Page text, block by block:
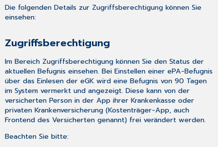
Die folgenden Details zur Zugriffsberechtigung können Sie
einsehen:
Zugriffsberechtigung
Im Bereich Zugriffsberechtigung können Sie den Status der
aktuellen Befugnis einsehen. Bei Einstellen einer ePA-Befugnis
über das Einlesen der eGK wird eine Befugnis von 90 Tagen
im System vermerkt und angezeigt. Diese kann von der
versicherten Person in der App ihrer Krankenkasse oder
privaten Krankenversicherung (Kostenträger-App, auch
Frontend des Versicherten genannt) frei verändert werden.
Beachten Sie bitte: